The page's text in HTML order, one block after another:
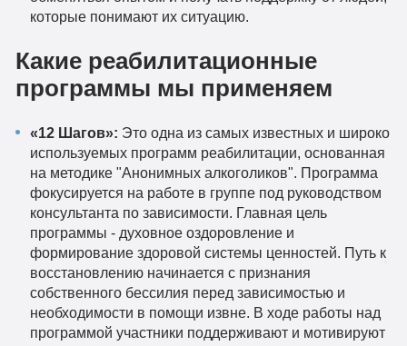
которые понимают их ситуацию.
Какие реабилитационные
программы мы применяем
«12 Шагов»: Это одна из самых известных и широко
используемых программ реабилитации, основанная
на методике "Анонимных алкоголиков". Программа
фокусируется на работе в группе под руководством
консультанта по зависимости. Главная цель
программы - духовное оздоровление и
формирование здоровой системы ценностей. Путь к
восстановлению начинается с признания
собственного бессилия перед зависимостью и
необходимости в помощи извне. В ходе работы над
программой участники поддерживают и мотивируют